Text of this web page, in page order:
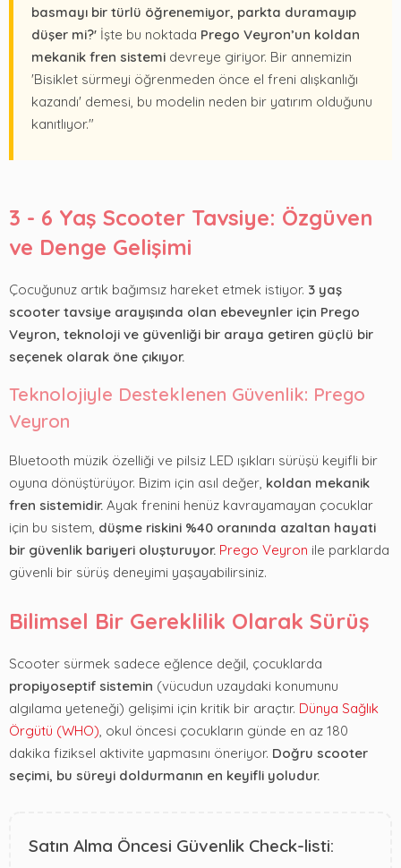
basmayı bir türlü öğrenemiyor, parkta duramayıp
düşer mi?' İşte bu noktada Prego Veyron’un koldan
mekanik fren sistemi devreye giriyor. Bir annemizin
'Bisiklet sürmeyi öğrenmeden önce el freni alışkanlığı
kazandı' demesi, bu modelin neden bir yatırım olduğunu
kanıtlıyor."
3 - 6 Yaş Scooter Tavsiye: Özgüven
ve Denge Gelişimi
Çocuğunuz artık bağımsız hareket etmek istiyor. 3 yaş
scooter tavsiye arayışında olan ebeveynler için Prego
Veyron, teknoloji ve güvenliği bir araya getiren güçlü bir
seçenek olarak öne çıkıyor.
Teknolojiyle Desteklenen Güvenlik: Prego
Veyron
Bluetooth müzik özelliği ve pilsiz LED ışıkları sürüşü keyifli bir
oyuna dönüştürüyor. Bizim için asıl değer, koldan mekanik
fren sistemidir. Ayak frenini henüz kavrayamayan çocuklar
için bu sistem, düşme riskini %40 oranında azaltan hayati
bir güvenlik bariyeri oluşturuyor. Prego Veyron ile parklarda
güvenli bir sürüş deneyimi yaşayabilirsiniz.
Bilimsel Bir Gereklilik Olarak Sürüş
Scooter sürmek sadece eğlence değil, çocuklarda
propiyoseptif sistemin (vücudun uzaydaki konumunu
algılama yeteneği) gelişimi için kritik bir araçtır. Dünya Sağlık
Örgütü (WHO) , okul öncesi çocukların günde en az 180
dakika fiziksel aktivite yapmasını öneriyor. Doğru scooter
seçimi, bu süreyi doldurmanın en keyifli yoludur.
Satın Alma Öncesi Güvenlik Check-listi: